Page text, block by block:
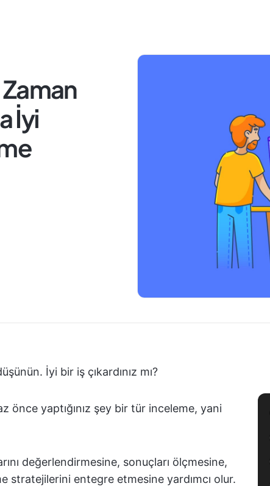
İyi
İyi bir iş çıkardınız mı?
önce yaptığınız şey bir tür inceleme, yani
değerlendirmesine, sonuçları ölçmesine,
stratejilerini entegre etmesine yardımcı olur.